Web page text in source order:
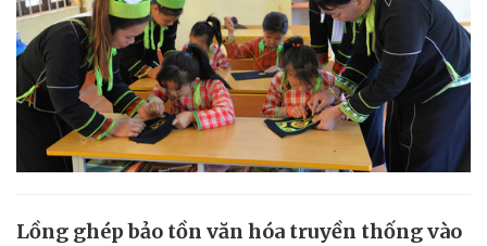
Lồng ghép bảo tồn văn hóa truyền thống vào